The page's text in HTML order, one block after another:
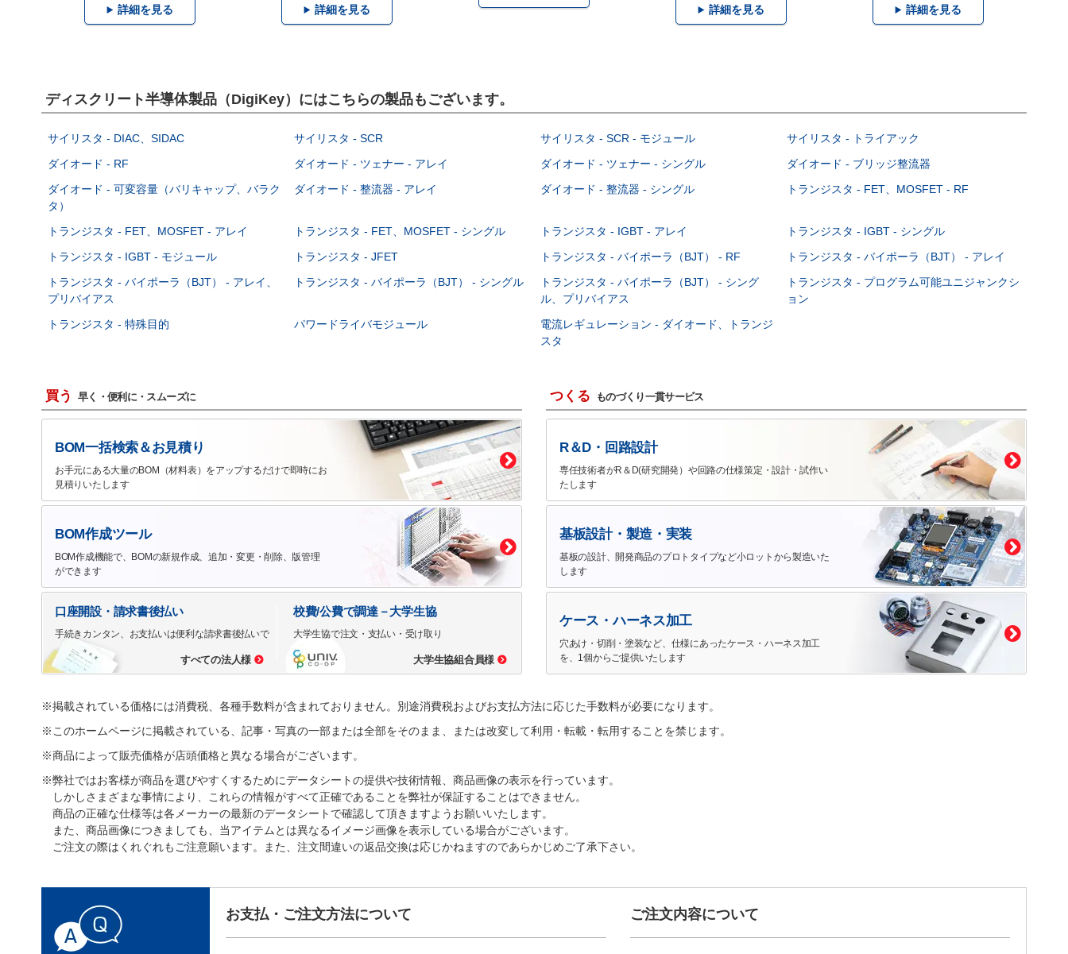
詳細を見る 詳細を見る 詳細を見る 詳細を見る
ディスクリート半導体製品（DigiKey）にはこちらの製品もございます。
サイリスタ - DIAC、SIDAC サイリスタ - SCR サイリスタ - SCR - モジュール
サイリスタ - トライアック
ダイオード - RF
ダイオード - ツェナー - アレイ ダイオード - ツェナー - シングル
ダイオード - ブリッジ整流器
ダイオード - 可変容量（バリキャップ、バラク
タ）
ダイオード - 整流器 - アレイ ダイオード - 整流器 - シングル トランジスタ - FET、MOSFET - RF
トランジスタ - FET、MOSFET - アレイ トランジスタ - FET、MOSFET - シングル トランジスタ - IGBT - アレイ
トランジスタ - IGBT - シングル
トランジスタ - IGBT - モジュール
トランジスタ - JFET トランジスタ - バイポーラ（BJT） - RF
トランジスタ - バイポーラ（BJT） - アレイ
トランジスタ - バイポーラ（BJT） - アレイ、
プリバイアス
トランジスタ - バイポーラ（BJT） - シングル
トランジスタ - バイポーラ（BJT） - シング
ル、プリバイアス
トランジスタ - プログラム可能ユニジャンクシ
ョン
トランジスタ - 特殊目的
パワードライバモジュール
電流レギュレーション - ダイオード、トランジ
スタ
買う 早く・便利に・スムーズに
BOM一括検索＆お見積り
お手元にある大量のBOM（材料表）をアップするだけで即時にお
見積りいたします
BOM作成ツール
BOM作成機能で、BOMの新規作成、追加・変更・削除、版管理
ができます
口座開設・請求書後払い
手続きカンタン、お支払いは便利な請求書後払いで
すべての法人様
校費/公費で調達－大学生協
大学生協で注文・支払い・受け取り
大学生協組合員様
つくる ものづくり一貫サービス
R＆D・回路設計
専任技術者がR＆D(研究開発）や回路の仕様策定・設計・試作い
たします
基板設計・製造・実装
基板の設計、開発商品のプロトタイプなど小ロットから製造いた
します
ケース・ハーネス加工
穴あけ・切削・塗装など、仕様にあったケース・ハーネス加工
を、1個からご提供いたします
※掲載されている価格には消費税、各種手数料が含まれておりません。別途消費税およびお支払方法に応じた手数料が必要になります。
※このホームページに掲載されている、記事・写真の一部または全部をそのまま、または改変して利用・転載・転用することを禁じます。
※商品によって販売価格が店頭価格と異なる場合がございます。
※弊社ではお客様が商品を選びやすくするためにデータシートの提供や技術情報、商品画像の表示を行っています。
しかしさまざまな事情により、これらの情報がすべて正確であることを弊社が保証することはできません。
商品の正確な仕様等は各メーカーの最新のデータシートで確認して頂きますようお願いいたします。
また、商品画像につきましても、当アイテムとは異なるイメージ画像を表示している場合がございます。
ご注文の際はくれぐれもご注意願います。また、注文間違いの返品交換は応じかねますのであらかじめご了承下さい。
お支払・ご注文方法について ご注文内容について